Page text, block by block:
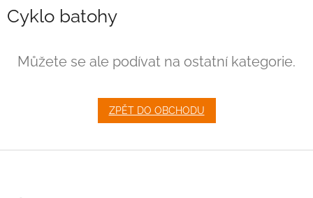
Cyklo batohy
Můžete se ale podívat na ostatní kategorie.
ZPĚT DO OBCHODU